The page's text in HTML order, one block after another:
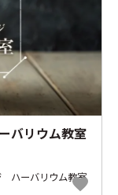
バリウム教室
ハーバリウム教室
favorite